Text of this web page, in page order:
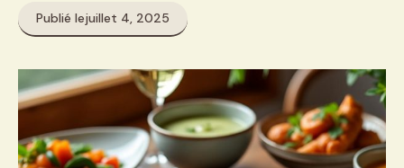
Publié lejuillet 4, 2025